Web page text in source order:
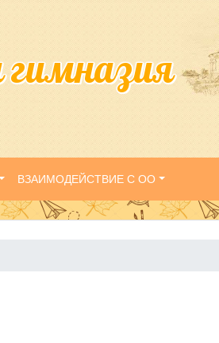
гимназия
ВЗАИМОДЕЙСТВИЕ С ОО